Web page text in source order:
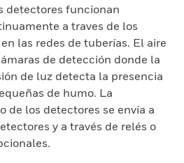
detectores funcionan
a traves de los
las redes de tuberías. El aire
de detección donde la
de luz detecta la presencia
de humo. La
de los detectores se envía a
y a través de relés o